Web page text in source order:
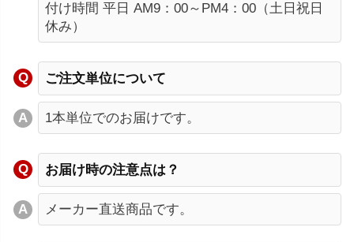
付け時間 平日 AM9：00～PM4：00（土日祝日
休み）
ご注文単位について
1本単位でのお届けです。
お届け時の注意点は？
メーカー直送商品です。